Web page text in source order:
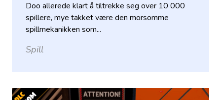
Doo allerede klart å tiltrekke seg over 10 000
spillere, mye takket være den morsomme
spillmekanikken som...
Spill